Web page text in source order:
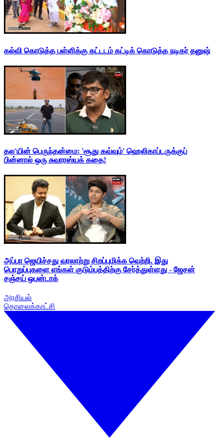
கல்வி கொடுத்த பள்ளிக்கு கட்டடம் கட்டிக் கொடுத்த நடிகர் தனுஷ்
தல'யின் பெருந்தன்மை: 'சூது கவ்வும்' ஹெலிகாப்டருக்குப்
பின்னால் ஒரு சுவாரஸ்யக் கதை!
அப்பா ஜெயிச்சது வரலாற்று சிறப்புமிக்க வெற்றி. இது
பொறுப்புகளை எங்கள் குடும்பத்திற்கு சேர்த்துள்ளது - ஜேசன்
சஞ்சய் ஒபன்டாக்
அரசியல்
தொலைக்காட்சி